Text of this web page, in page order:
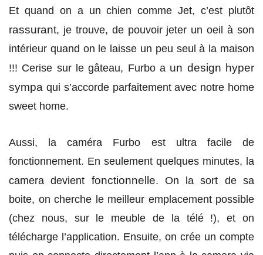
Et quand on a un chien comme Jet, c’est plutôt
rassurant, je trouve, de pouvoir jeter un oeil à son
intérieur quand on le laisse un peu seul à la maison
!!! Cerise sur le gâteau, Furbo a un design hyper
sympa qui s’accorde parfaitement avec notre home
sweet home.
Aussi, la caméra Furbo est ultra facile de
fonctionnement. En seulement quelques minutes, la
camera devient fonctionnelle. On la sort de sa
boite, on cherche le meilleur emplacement possible
(chez nous, sur le meuble de la télé !), et on
télécharge l’application. Ensuite, on crée un compte